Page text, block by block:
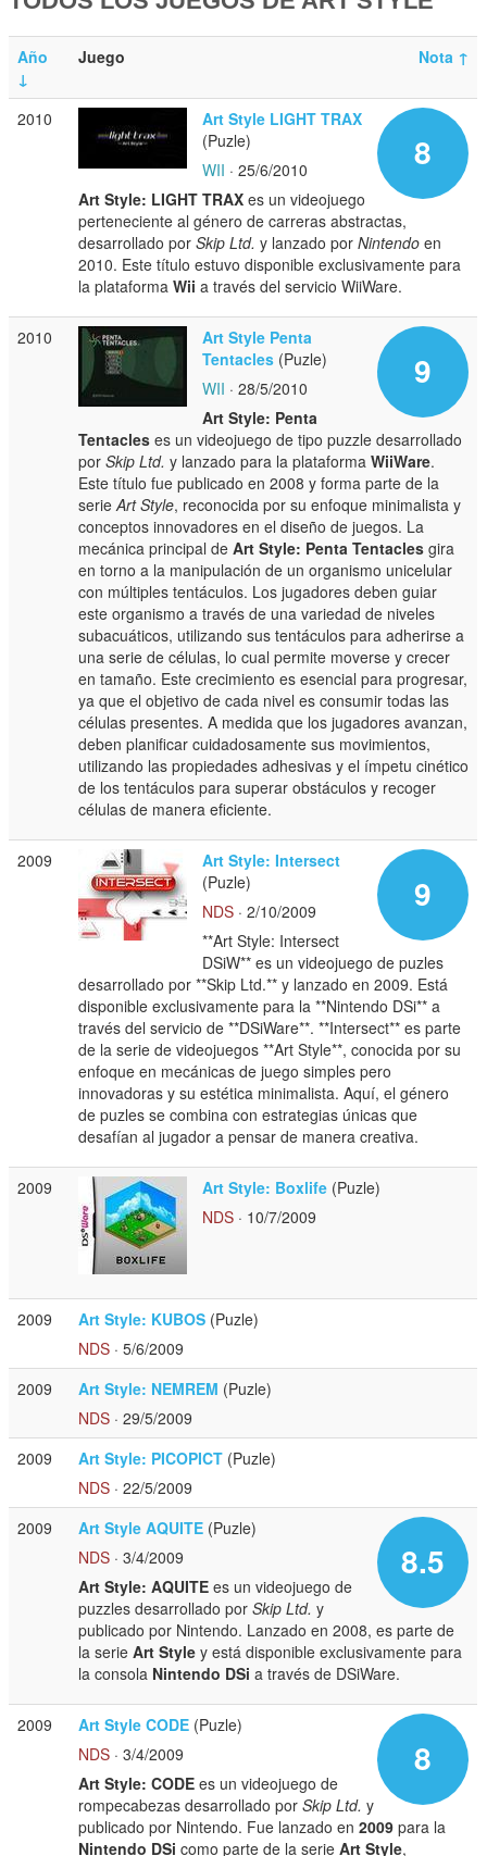
Año
↓
Nota ↑
Juego
2010
8
Art Style LIGHT TRAX
(Puzle)
WII · 25/6/2010
Art Style: LIGHT TRAX es un videojuego
perteneciente al género de carreras abstractas,
desarrollado porSkip Ltd. y lanzado porNintendo en
2010. Este título estuvo disponible exclusivamente para
la plataformaWii a través del servicio WiiWare.
2010
9
Art Style Penta
Tentacles (Puzle)
WII · 28/5/2010
Art Style: Penta
Tentacles es un videojuego de tipo puzzle desarrollado
porSkip Ltd. y lanzado para la plataformaWiiWare.
Este título fue publicado en 2008 y forma parte de la
serieArt Style, reconocida por su enfoque minimalista y
conceptos innovadores en el diseño de juegos. La
mecánica principal deArt Style: Penta Tentacles gira
en torno a la manipulación de un organismo unicelular
con múltiples tentáculos. Los jugadores deben guiar
este organismo a través de una variedad de niveles
subacuáticos, utilizando sus tentáculos para adherirse a
una serie de células, lo cual permite moverse y crecer
en tamaño. Este crecimiento es esencial para progresar,
ya que el objetivo de cada nivel es consumir todas las
células presentes. A medida que los jugadores avanzan,
deben planificar cuidadosamente sus movimientos,
utilizando las propiedades adhesivas y el ímpetu cinético
de los tentáculos para superar obstáculos y recoger
células de manera eficiente.
2009
9
Art Style: Intersect
(Puzle)
NDS · 2/10/2009
**Art Style: Intersect
DSiW** es un videojuego de puzles
desarrollado por **Skip Ltd.** y lanzado en 2009. Está
disponible exclusivamente para la **Nintendo DSi** a
través del servicio de **DSiWare**. **Intersect** es parte
de la serie de videojuegos **Art Style**, conocida por su
enfoque en mecánicas de juego simples pero
innovadoras y su estética minimalista. Aquí, el género
de puzles se combina con estrategias únicas que
desafían al jugador a pensar de manera creativa.
2009 Art Style: Boxlife (Puzle)
NDS · 10/7/2009
2009 Art Style: KUBOS (Puzle)
NDS · 5/6/2009
2009
Art Style: NEMREM (Puzle)
NDS · 29/5/2009
2009
Art Style: PICOPICT (Puzle)
NDS · 22/5/2009
2009
8.5
Art Style AQUITE (Puzle)
NDS · 3/4/2009
Art Style: AQUITE es un videojuego de
puzzles desarrollado porSkip Ltd. y
publicado por Nintendo. Lanzado en 2008, es parte de
la serieArt Style y está disponible exclusivamente para
la consola Nintendo DSi a través de DSiWare.
2009
8
Art Style CODE (Puzle)
NDS · 3/4/2009
Art Style: CODE es un videojuego de
rompecabezas desarrollado porSkip Ltd. y
publicado por Nintendo. Fue lanzado en2009 para la
Nintendo DSi como parte de la serieArt Style,